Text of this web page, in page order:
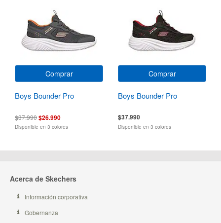
Comprar
Boys Bounder Pro
$37.990$26.990
Disponible en 3 colores
Comprar
Boys Bounder Pro
$37.990
Disponible en 3 colores
Acerca de Skechers
Información corporativa
Gobernanza